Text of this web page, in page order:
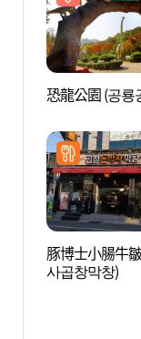
恐龍公園 (공룡
豚博士小腸牛
사곱창막창)